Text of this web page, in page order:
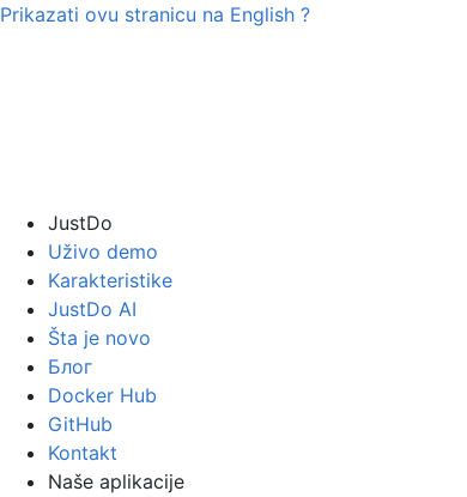
Prikazati ovu stranicu na English ?
JustDo
Uživo demo
Karakteristike
JustDo AI
Šta je novo
Блог
Docker Hub
GitHub
Kontakt
Naše aplikacije